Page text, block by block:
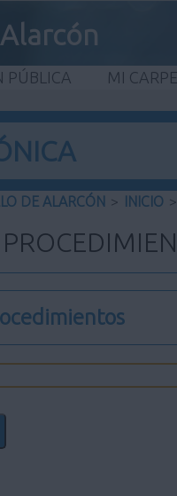
Alarcón
PÚBLICA MI
DE ALARCÓN > INICIO >